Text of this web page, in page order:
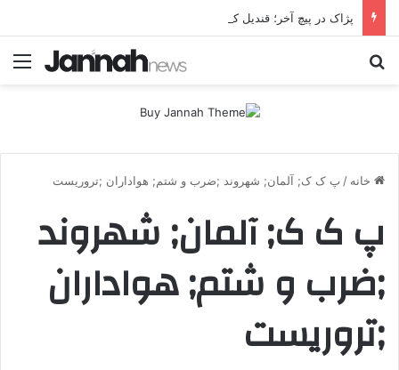
خانه / پ ک ک; آلمان; شهروند ;ضرب و شتم; هواداران ;تروریست
پ ک ک; آلمان; شهروند
;ضرب و شتم; هواداران
;تروریست